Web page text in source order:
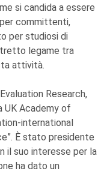
si candida a essere
committenti,
per studiosi di
legame tra
attività.
Research,
UK Academy of
international
È stato presidente
il suo interesse per la
ha dato un